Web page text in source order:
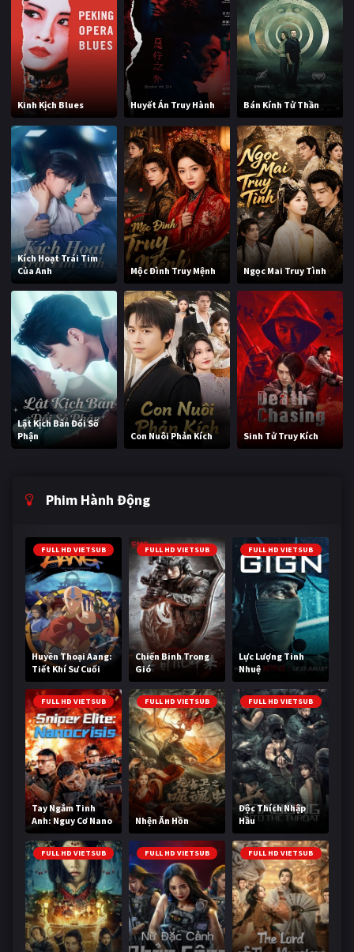
Kinh Kịch Blues Huyết Án Truy Hành Bán Kính Tử Thần
Kích Hoạt Trái Tim
Của Anh
Mộc Đình Truy Mệnh Ngọc Mai Truy Tình
Lật Kịch Bản Đổi Số
Phận
Con Nuôi Phản Kích Sinh Tử Truy Kích
Phim Hành Động
FULL HD VIETSUB
Huyền Thoại Aang:
Tiết Khí Sư Cuối
Cùng
FULL HD VIETSUB
Chiến Binh Trong
Gió
FULL HD VIETSUB
Lực Lượng Tinh
Nhuệ
FULL HD VIETSUB
Tay Ngắm Tinh
Anh: Nguy Cơ Nano
FULL HD VIETSUB
Nhện Ăn Hồn
FULL HD VIETSUB
Độc Thích Nhập
Hầu
FULL HD VIETSUB FULL HD VIETSUB FULL HD VIETSUB